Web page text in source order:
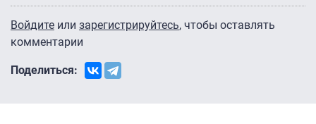
Войдите или зарегистрируйтесь, чтобы оставлять
комментарии
Поделиться: